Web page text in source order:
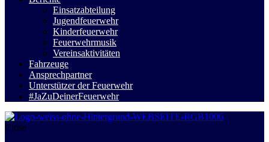
Einsatzabteilung
Jugendfeuerwehr
Kinderfeuerwehr
Feuerwehrmusik
Vereinsaktivitäten
Fahrzeuge
Ansprechpartner
Unterstützer der Feuerwehr
#JaZuDeinerFeuerwehr
Close